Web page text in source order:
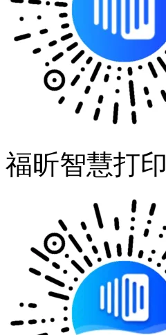
福昕智慧打印